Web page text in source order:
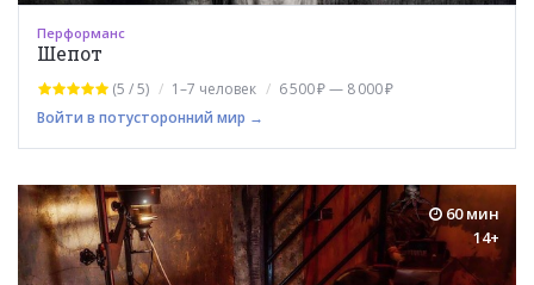
Перформанс
Шепот
(5 / 5) 1–7 человек
6 500 ₽ — 8 000 ₽
Войти в потусторонний мир →
60 мин
14+